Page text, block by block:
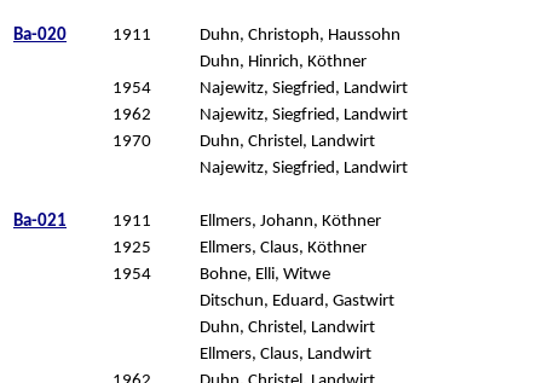
Ba-020 1911
Duhn, Christoph, Haussohn
Duhn, Hinrich, Köthner
1954
Najewitz, Siegfried, Landwirt
1962
Najewitz, Siegfried, Landwirt
1970
Duhn, Christel, Landwirt
Najewitz, Siegfried, Landwirt
Ba-021 1911
Ellmers, Johann, Köthner
1925
Ellmers, Claus, Köthner
1954
Bohne, Elli, Witwe
Ditschun, Eduard, Gastwirt
Duhn, Christel, Landwirt
Ellmers, Claus, Landwirt